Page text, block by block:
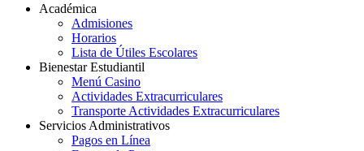
Académica
Admisiones
Horarios
Lista de Útiles Escolares
Bienestar Estudiantil
Menú Casino
Actividades Extracurriculares
Transporte Actividades Extracurriculares
Servicios Administrativos
Pagos en Línea